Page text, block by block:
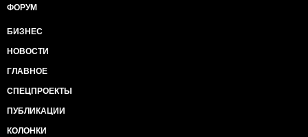
ФОРУМ
БИЗНЕС
НОВОСТИ
ГЛАВНОЕ
СПЕЦПРОЕКТЫ
ПУБЛИКАЦИИ
КОЛОНКИ